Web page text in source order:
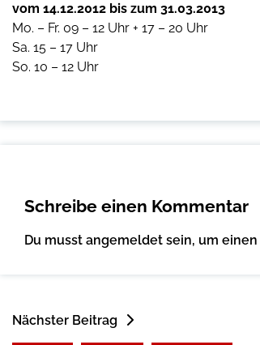
vom 14.12.2012 bis zum 31.03.2013
Mo. – Fr. 09 – 12 Uhr + 17 – 20 Uhr
Sa. 15 – 17 Uhr
So. 10 – 12 Uhr
Schreibe einen Kommentar
Du musst angemeldet sein, um
Nächster Beitrag